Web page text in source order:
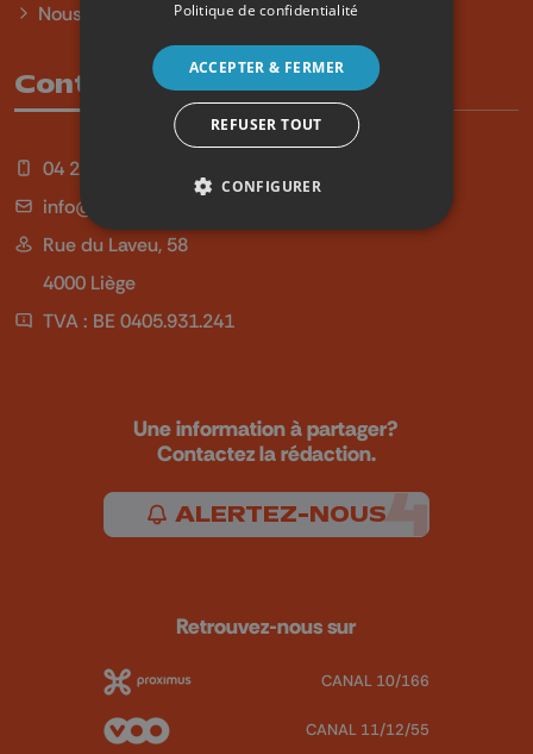
Nous contacter
Contact
04 254 99 99
info@qu4tre.be
Rue du Laveu, 58
4000 Liège
TVA : BE 0405.931.241
Une information à partager?
Contactez la rédaction.
ALERTEZ-NOUS
Retrouvez-nous sur
CANAL 10/166
CANAL 11/12/55
Politique de confidentialité
ACCEPTER & FERMER
REFUSER TOUT
CONFIGURER